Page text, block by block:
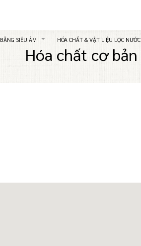
SIÊU ÂM HÓA CHẤT & VẬT LIỆU LỌC NƯỚC
Hóa chất cơ bản